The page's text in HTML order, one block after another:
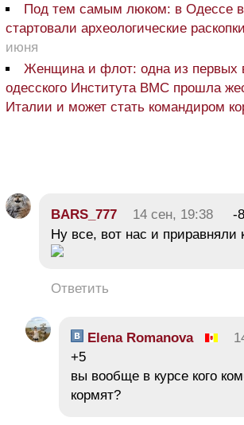
Под тем самым люком: в Одессе
стартовали археологические
июня
Женщина и флот: одна из первых
одесского Института ВМС прошла
Италии и может стать командиром
BARS_777 14 сен, 19:38
-8
Ну все, вот нас и приравняли
Ответить
Elena Romanova
+5
вы вообще в курсе кого
кормят?